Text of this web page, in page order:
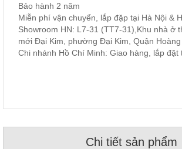
Phụ
Kiện
, đồ
trí
Bảo hành 2 năm
Miễn phí vận chuyển, lắp đặp tại Hà Nội &
Showroom HN: L7-31 (TT7-31),Khu nhà ở
mới Đại Kim, phường Đại Kim, Quận
Chi nhánh Hồ Chí Minh: Giao hàng, lắp đặt
Chi tiết sản phẩm